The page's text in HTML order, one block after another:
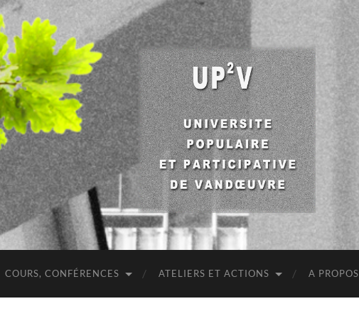
UP2V
COURS, CONFÉRENCES ATELIERS ET ACTIONS A PROPOS